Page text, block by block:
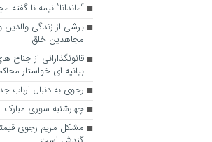
“ماندانا” نیمه نا گفته
برشی از زندگی والدین
مجاهدین خلق
قانونگذارانی از جناح
بیانیه ای خواستار
رجوی به دنبال ارباب
چهارشنبه سوری مبارک
مشکل مریم رجوی